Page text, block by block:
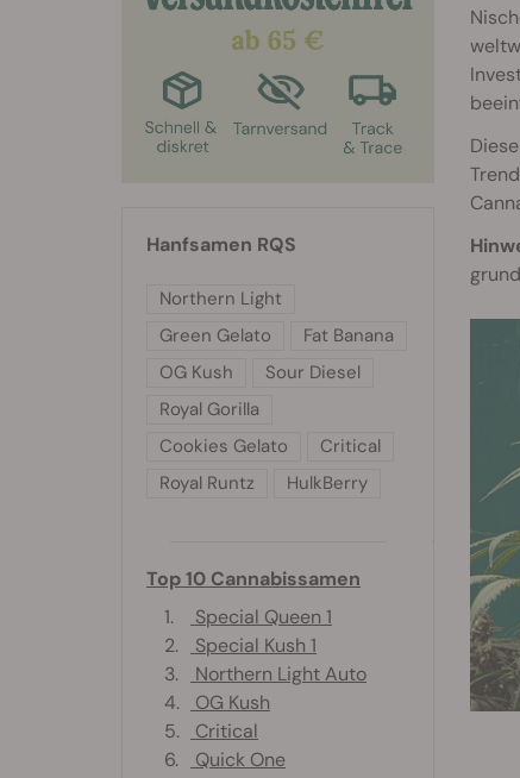
Hanfsamen RQS
Northern Light
Green Gelato
Fat Banana
OG Kush
Sour Diesel
Royal Gorilla
Cookies Gelato
Critical
Royal Runtz
HulkBerry
Top 10 Cannabissamen
1.
Special Queen 1
2.
Special Kush 1
3.
Northern Light Auto
4.
OG Kush
5.
Critical
6.
Quick One